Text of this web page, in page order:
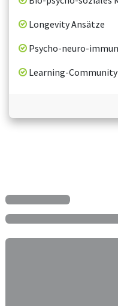
Longevity Ansätze
Psycho-neuro-
Learning-